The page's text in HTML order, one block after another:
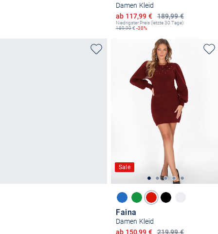
Damen Kleid
189,99 €
Ermäßigter Preis
ab 117,99 €
Niedrigster Preis (letzte 30 Tage):
189,99€ -38%
Sale
Faina
Damen Kleid
219,99 €
Ermäßigter Preis
ab 150,99 €